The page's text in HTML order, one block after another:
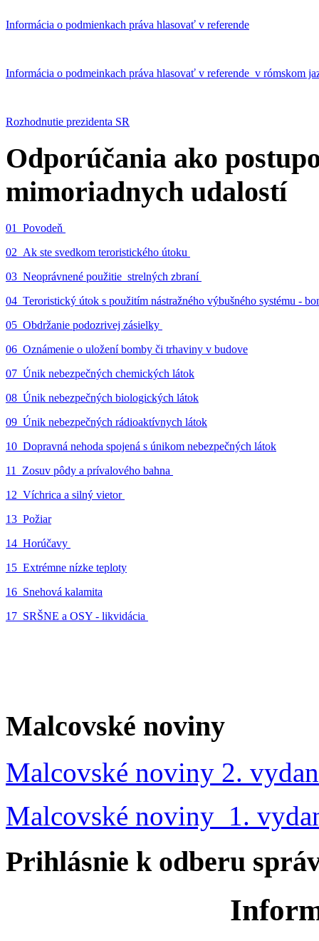
Informácia o podmienkach práva hlasovať v referende
Informácia o podmeinkach práva hlasovať v referende v rómskom
Rozhodnutie prezidenta SR
Odporúčania ako
mimoriadnych udalostí
01_Povodeň
02_Ak ste svedkom teroristického útoku
03_Neoprávnené použitie strelných zbraní
04_Teroristický útok s použitím nástražného výbušného systému -
05_Obdržanie podozrivej zásielky
06_Oznámenie o uložení bomby či trhaviny v budove
07_Únik nebezpečných chemických látok
08_Únik nebezpečných biologických látok
09_Únik nebezpečných rádioaktívnych látok
10_Dopravná nehoda spojená s únikom nebezpečných látok
11_Zosuv pôdy a prívalového bahna
12_Víchrica a silný vietor
13_Požiar
14_Horúčavy
15_Extrémne nízke teploty
16_Snehová kalamita
17_SRŠNE a OSY - likvidácia
Malcovské noviny
Malcovské noviny 2.
Malcovské noviny 1.
Prihlásnie k odberu